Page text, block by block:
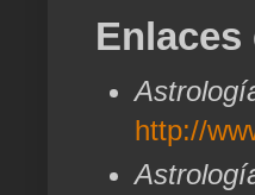
http://